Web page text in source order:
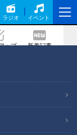
ラジオ イベント
ップ 新着記事